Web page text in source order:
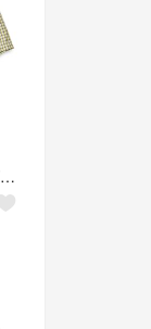
HUGO BOSS ヒューゴボス 春夏 REGULAR FIT★ 半袖 チェック シャツ Sz.M メンズ